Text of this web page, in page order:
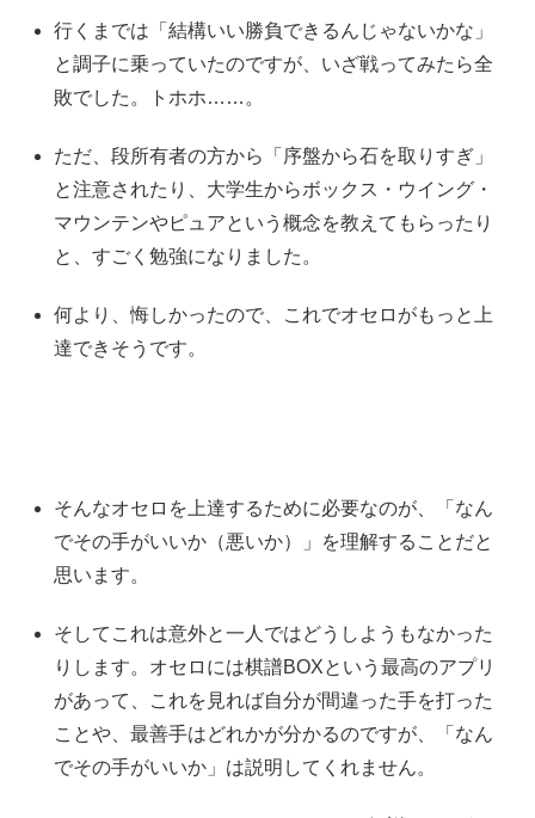
行くまでは「結構いい勝負できるんじゃないかな」
と調子に乗っていたのですが、いざ戦ってみたら全
敗でした。トホホ……。
ただ、段所有者の方から「序盤から石を取りすぎ」
と注意されたり、大学生からボックス・ウイング・
マウンテンやピュアという概念を教えてもらったり
と、すごく勉強になりました。
何より、悔しかったので、これでオセロがもっと上
達できそうです。
そんなオセロを上達するために必要なのが、「なん
でその手がいいか（悪いか）」を理解することだと
思います。
そしてこれは意外と一人ではどうしようもなかった
りします。オセロには棋譜BOXという最高のアプリ
があって、これを見れば自分が間違った手を打った
ことや、最善手はどれかが分かるのですが、「なん
でその手がいいか」は説明してくれません。